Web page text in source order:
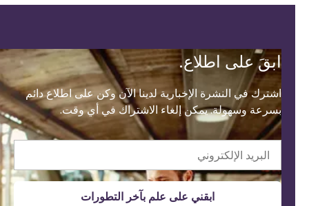
ابقَ على اطلاع.
اشترك في النشرة الإخبارية لدينا الآن وكن على اطلاع دائم
بسرعة وسهولة. يمكن إلغاء الاشتراك في أي وقت.
البريد الإلكتروني
ابقني على علم بآخر التطورات